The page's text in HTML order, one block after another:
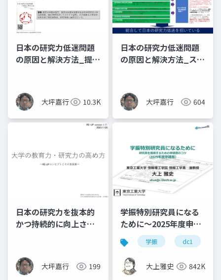
日本の研究力低迷問題
の原因と解決方法_提案
大坪嘉行 10.3K
日本の研究力低迷問題
の原因と解決方法_スラ
大坪嘉行 604
日本の研究力を抜本的
かつ持続的に向上させ
大坪嘉行 199
学振特別研究員になる
ために～2025年度申請
版
学振 dc1
大上雅史 842K